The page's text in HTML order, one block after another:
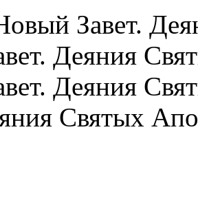
Завет.
Деяния
Деяния
Святых